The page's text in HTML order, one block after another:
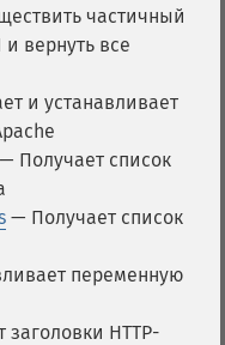
частичный
вернуть все
и устанавливает
— Получает список
— Получает список
переменную
HTTP-